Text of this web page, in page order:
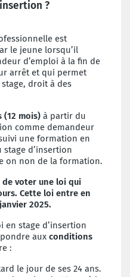
?
est
le jeune lorsqu’il
d’emploi à la fin de
arrêt et qui permet
stage, droit à des
(12 mois) à partir du
comme demandeur
une formation en
d’insertion
on non de la formation.
de voter une loi qui
Cette loi entre en
2025.
en stage d’insertion
aux conditions
:
le jour de ses 24 ans.